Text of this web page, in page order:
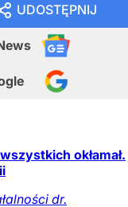
UDOSTĘPNIJ
okłamał.
dr.